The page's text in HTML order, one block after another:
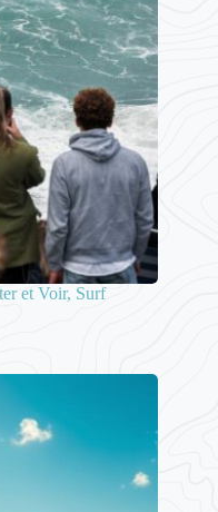
et Voir, Surf